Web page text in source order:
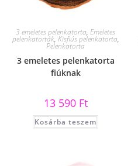
3 emeletes pelenkatorta, Emeletes
pelenkatorták, Kisfiús pelenkatorta,
Pelenkatorta
3 emeletes pelenkatorta
fiúknak
13 590 Ft
Kosárba teszem